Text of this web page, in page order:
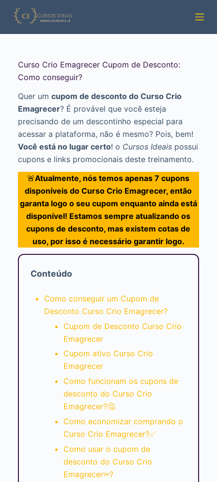
Pular
para
Curso Crio Emagrecer Cupom de Desconto:
Como conseguir?
Quer um cupom de desconto do Curso Crio
Emagrecer? É provável que você esteja
precisando de um descontinho especial para
acessar a plataforma, não é mesmo? Pois, bem!
Você está no lugar certo! o Cursos Ideaispossui
cupons e links promocionais deste treinamento.
🚨Atualmente, nós temos apenas 7 cupons
disponíveis do Curso Crio Emagrecer, então
garanta logo o seu cupom enquanto ainda está
disponível! Estamos sempre atualizando os
cupons de desconto, mas existem cotas de
uso, por isso é necessário garantir logo.
Conteúdo
Como conseguir um Cupom de
Desconto Curso Crio Emagrecer?
Cupom de Desconto Curso Crio
Emagrecer
Cupom ativo Curso Crio
Emagrecer
Como funcionam os cupons de
desconto do Curso Crio
Emagrecer?🤔
Como economizar comprando o
Curso Crio Emagrecer?✅
Como usar o cupom de
desconto do Curso Crio
Emagrecer✂?